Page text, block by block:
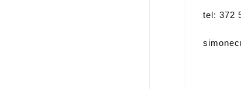
tel: 372